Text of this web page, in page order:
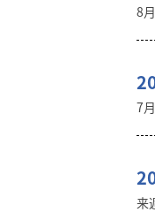
8
7
来